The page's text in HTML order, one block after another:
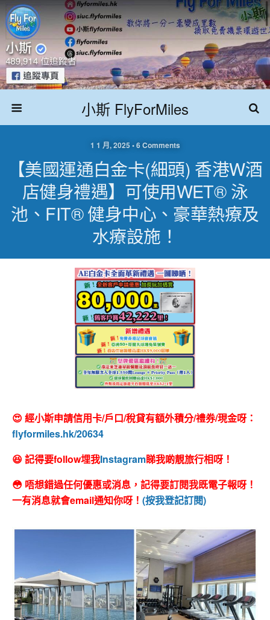
小斯 FlyForMiles
1 1 月, 2025 • 6 Comments
【美國運通白金卡(細頭) 香港W酒
店健身禮遇】可使用WET® 泳
池、FIT® 健身中心、豪華熱療及
水療設施！
😍 經小斯申請信用卡/戶口/稅貸有額外積分/禮券/現金呀：
flyformiles.hk/20634
😆 記得要follow埋我Instagram睇我啲靚旅行相呀！
😳 唔想錯過任何優惠或消息，記得要訂閱我既電子報呀！
一有消息就會email通知你呀！ (按我登記訂閱)